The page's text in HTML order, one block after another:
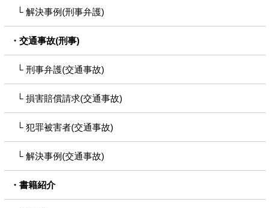
解決事例(刑事弁護)
交通事故(刑事)
刑事弁護(交通事故)
損害賠償請求(交通事故)
犯罪被害者(交通事故)
解決事例(交通事故)
書籍紹介